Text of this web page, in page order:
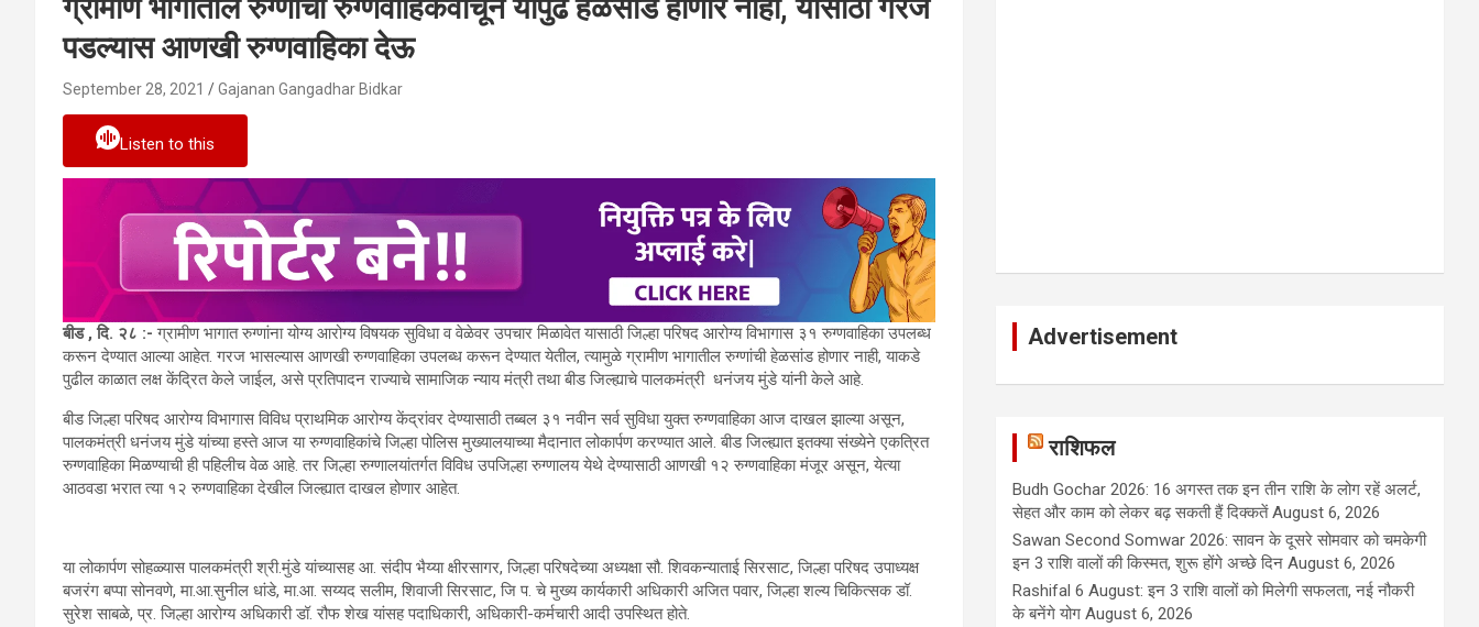
ग्रामीण भागातील रुग्णांची रुग्णवाहिकेवाचून यापुढे हेळसांड होणार नाही, यासाठी गरज
पडल्यास आणखी रुग्णवाहिका देऊ
September 28, 2021 Gajanan Gangadhar Bidkar
Listen to this
बीड , दि. २८ :- ग्रामीण भागात रुग्णांना योग्य आरोग्य विषयक सुविधा व वेळेवर उपचार मिळावेत यासाठी जिल्हा परिषद आरोग्य विभागास ३१ रुग्णवाहिका उपलब्ध
करून देण्यात आल्या आहेत. गरज भासल्यास आणखी रुग्णवाहिका उपलब्ध करून देण्यात येतील, त्यामुळे ग्रामीण भागातील रुग्णांची हेळसांड होणार नाही, याकडे
पुढील काळात लक्ष केंद्रित केले जाईल, असे प्रतिपादन राज्याचे सामाजिक न्याय मंत्री तथा बीड जिल्ह्याचे पालकमंत्री धनंजय मुंडे यांनी केले आहे.
बीड जिल्हा परिषद आरोग्य विभागास विविध प्राथमिक आरोग्य केंद्रांवर देण्यासाठी तब्बल ३१ नवीन सर्व सुविधा युक्त रुग्णवाहिका आज दाखल झाल्या असून,
पालकमंत्री धनंजय मुंडे यांच्या हस्ते आज या रुग्णवाहिकांचे जिल्हा पोलिस मुख्यालयाच्या मैदानात लोकार्पण करण्यात आले. बीड जिल्ह्यात इतक्या संख्येने एकत्रित
रुग्णवाहिका मिळण्याची ही पहिलीच वेळ आहे. तर जिल्हा रुग्णालयांतर्गत विविध उपजिल्हा रुग्णालय येथे देण्यासाठी आणखी १२ रुग्णवाहिका मंजूर असून, येत्या
आठवडा भरात त्या १२ रुग्णवाहिका देखील जिल्ह्यात दाखल होणार आहेत.
या लोकार्पण सोहळ्यास पालकमंत्री श्री.मुंडे यांच्यासह आ. संदीप भैय्या क्षीरसागर, जिल्हा परिषदेच्या अध्यक्षा सौ. शिवकन्याताई सिरसाट, जिल्हा परिषद उपाध्यक्ष
बजरंग बप्पा सोनवणे, मा.आ.सुनील धांडे, मा.आ. सय्यद सलीम, शिवाजी सिरसाट, जि प. चे मुख्य कार्यकारी अधिकारी अजित पवार, जिल्हा शल्य चिकित्सक डॉ.
सुरेश साबळे, प्र. जिल्हा आरोग्य अधिकारी डॉ. रौफ शेख यांसह पदाधिकारी, अधिकारी-कर्मचारी आदी उपस्थित होते.
Advertisement
राशिफल
Budh Gochar 2026: 16 अगस्त तक इन तीन राशि के लोग रहें अलर्ट,
सेहत और काम को लेकर बढ़ सकती हैं दिक्कतें August 6, 2026
Sawan Second Somwar 2026: सावन के दूसरे सोमवार को चमकेगी
इन 3 राशि वालों की किस्मत, शुरू होंगे अच्छे दिन August 6, 2026
Rashifal 6 August: इन 3 राशि वालों को मिलेगी सफलता, नई नौकरी
के बनेंगे योग August 6, 2026